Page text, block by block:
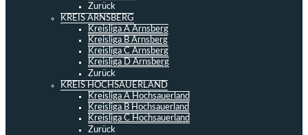
Zurück
KREIS ARNSBERG
Kreisliga A Arnsberg
Kreisliga B Arnsberg
Kreisliga C Arnsberg
Kreisliga D Arnsberg
Zurück
KREIS HOCHSAUERLAND
Kreisliga A Hochsauerland
Kreisliga B Hochsauerland
Kreisliga C Hochsauerland
Zurück